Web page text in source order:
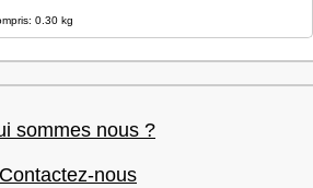
0.30 kg
sommes nous ?
Contactez-nous